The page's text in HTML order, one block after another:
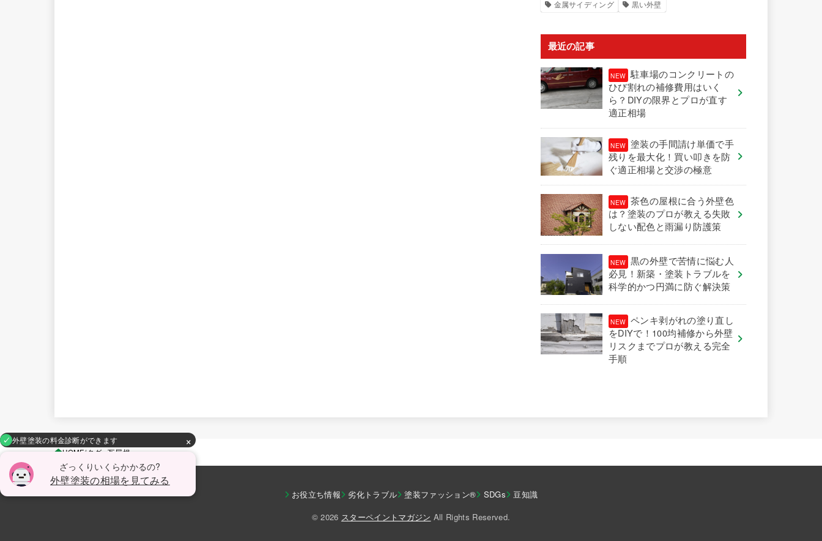
外壁塗装の料金診断ができます ×
ざっくりいくらかかるの?
外壁塗装の相場を見てみる
金属サイディング
黒い外壁
最近の記事
駐車場のコンクリートの
ひび割れの補修費用はいく
ら？DIYの限界とプロが直す
適正相場
塗装の手間請け単価で手
残りを最大化！買い叩きを防
ぐ適正相場と交渉の極意
茶色の屋根に合う外壁色
は？塗装のプロが教える失敗
しない配色と雨漏り防護策
黒の外壁で苦情に悩む人
必見！新築・塗装トラブルを
科学的かつ円満に防ぐ解決策
ペンキ剥がれの塗り直し
をDIYで！100均補修から外壁
リスクまでプロが教える完全
手順
HOME タグ : 瓦屋根
お役立ち情報 劣化トラブル 塗装ファッション®︎ SDGs
豆知識
© 2026 スターペイントマガジン All Rights Reserved.